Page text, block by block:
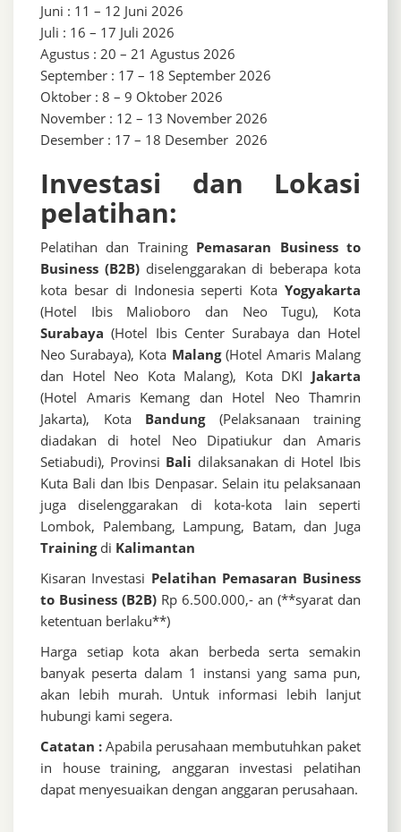
Juni : 11 – 12 Juni 2026
Juli : 16 – 17 Juli 2026
Agustus : 20 – 21 Agustus 2026
September : 17 – 18 September 2026
Oktober : 8 – 9 Oktober 2026
November : 12 – 13 November 2026
Desember : 17 – 18 Desember 2026
Investasi dan Lokasi
pelatihan:
Pelatihan dan Training Pemasaran Business to
Business (B2B)diselenggarakan di beberapa kota
kota besar di Indonesia seperti Kota Yogyakarta
(Hotel Ibis Malioboro dan Neo Tugu), Kota
Surabaya (Hotel Ibis Center Surabaya dan Hotel
Neo Surabaya), Kota Malang(Hotel Amaris Malang
dan Hotel Neo Kota Malang), Kota DKI Jakarta
(Hotel Amaris Kemang dan Hotel Neo Thamrin
Jakarta), Kota Bandung(Pelaksanaan training
diadakan di hotel Neo Dipatiukur dan Amaris
Setiabudi), Provinsi Bali dilaksanakan di Hotel Ibis
Kuta Bali dan Ibis Denpasar. Selain itu pelaksanaan
juga diselenggarakan di kota-kota lain seperti
Lombok, Palembang, Lampung, Batam, dan Juga
Trainingdi Kalimantan
Kisaran Investasi Pelatihan Pemasaran Business
to Business (B2B) Rp 6.500.000,- an (**syarat dan
ketentuan berlaku**)
Harga setiap kota akan berbeda serta semakin
banyak peserta dalam 1 instansi yang sama pun,
akan lebih murah. Untuk informasi lebih lanjut
hubungi kami segera.
Catatan : Apabila perusahaan membutuhkan paket
in house training, anggaran investasi pelatihan
dapat menyesuaikan dengan anggaran perusahaan.